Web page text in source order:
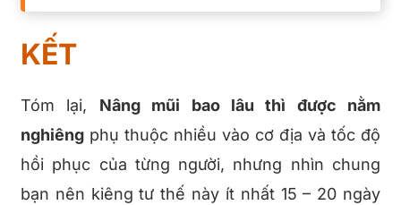
KẾT
Tóm lại, Nâng mũi bao lâu thì được nằm
nghiêng phụ thuộc nhiều vào cơ địa và tốc độ
hồi phục của từng người, nhưng nhìn chung
bạn nên kiêng tư thế này ít nhất 15 – 20 ngày